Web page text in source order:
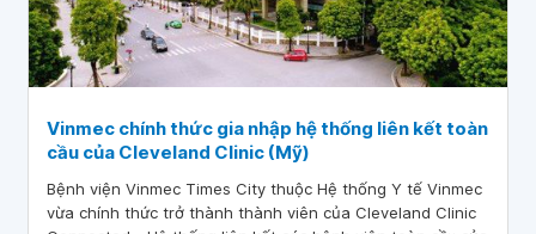
Vinmec chính thức gia nhập hệ thống liên kết toàn
cầu của Cleveland Clinic (Mỹ)
Bệnh viện Vinmec Times City thuộc Hệ thống Y tế Vinmec
vừa chính thức trở thành thành viên của Cleveland Clinic